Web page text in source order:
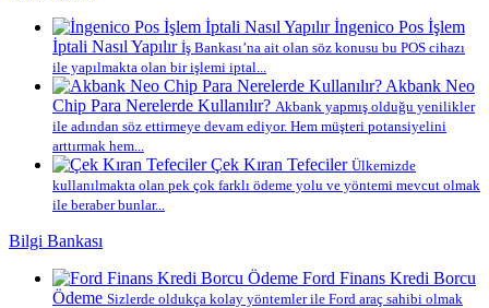
İngenico Pos İşlem
İptali Nasıl Yapılır İş Bankası’na ait olan söz konusu bu POS cihazı
ile yapılmakta olan bir işlemi iptal...
Akbank Neo
Chip Para Nerelerde Kullanılır? Akbank yapmış olduğu yenilikler
ile adından söz ettirmeye devam ediyor. Hem müşteri potansiyelini
arttırmak hem...
Çek Kıran Tefeciler Ülkemizde
kullanılmakta olan pek çok farklı ödeme yolu ve yöntemi mevcut olmak
ile beraber bunlar...
Bilgi Bankası
Ford Finans Kredi Borcu
Ödeme Sizlerde oldukça kolay yöntemler ile Ford araç sahibi olmak